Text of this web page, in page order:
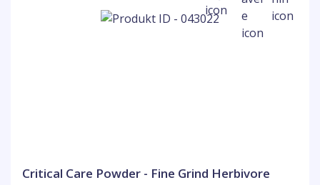
Critical Care Powder - Fine Grind Herbivore